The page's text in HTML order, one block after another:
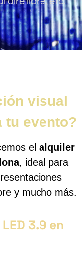
visual
tu evento?
el alquiler
, ideal para
y mucho más.
3.9 en